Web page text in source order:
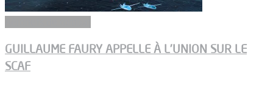
GUILLAUME FAURY APPELLE À L’UNION SUR LE
SCAF